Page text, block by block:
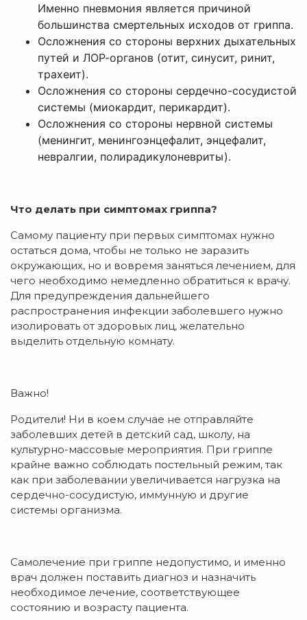
Именно пневмония является причиной
большинства смертельных исходов от гриппа.
Осложнения со стороны верхних дыхательных
путей и ЛОР-органов (отит, синусит, ринит,
трахеит).
Осложнения со стороны сердечно-сосудистой
системы (миокардит, перикардит).
Осложнения со стороны нервной системы
(менингит, менингоэнцефалит, энцефалит,
невралгии, полирадикулоневриты).
Что делать при симптомах гриппа?
Самому пациенту при первых симптомах нужно
остаться дома, чтобы не только не заразить
окружающих, но и вовремя заняться лечением, для
чего необходимо немедленно обратиться к врачу.
Для предупреждения дальнейшего
распространения инфекции заболевшего нужно
изолировать от здоровых лиц, желательно
выделить отдельную комнату.
Важно!
Родители! Ни в коем случае не отправляйте
заболевших детей в детский сад, школу, на
культурно-массовые мероприятия. При гриппе
крайне важно соблюдать постельный режим, так
как при заболевании увеличивается нагрузка на
сердечно-сосудистую, иммунную и другие
системы организма.
Самолечение при гриппе недопустимо, и именно
врач должен поставить диагноз и назначить
необходимое лечение, соответствующее
состоянию и возрасту пациента.